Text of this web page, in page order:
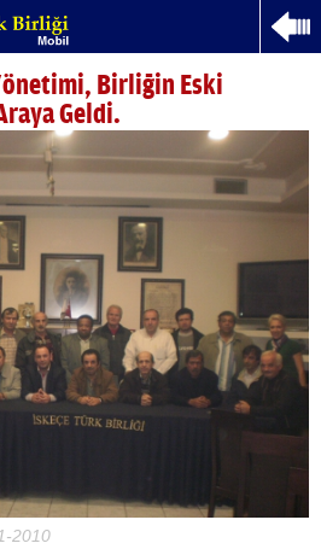
Birliğin Eski
Geldi.
2010